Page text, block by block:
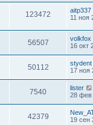
123472
aitp337
11 ноя
56507
volkfox
16 окт
50112
stydent
17 ноя
7540
lister
28 фев
42379
19 сен